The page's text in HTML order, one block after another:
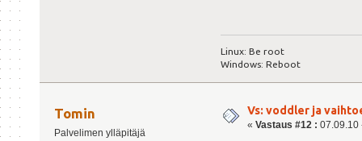
Linux: Be root
Windows: Reboot
Tomin
Palvelimen ylläpitäjä
Vs: voddler ja
« Vastaus #12 : 07.09.10